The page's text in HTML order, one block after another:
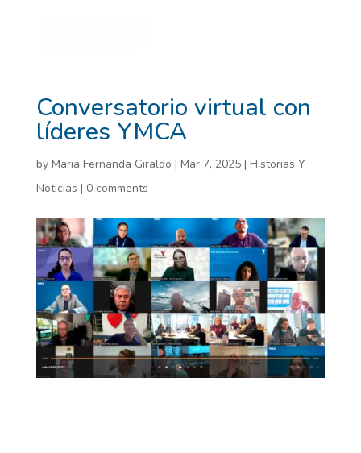
Conversatorio virtual con
líderes YMCA
by Maria Fernanda Giraldo | Mar 7, 2025| Historias Y
Noticias | 0 comments